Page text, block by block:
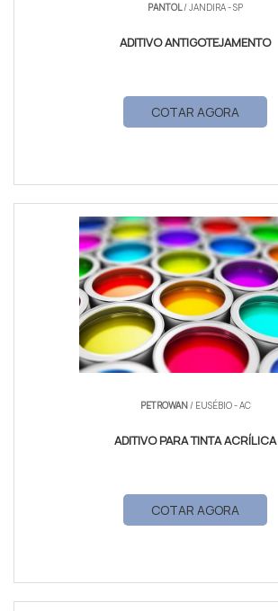
PANTOL/ JANDIRA - SP
ADITIVO ANTIGOTEJAMENTO
COTAR AGORA
PETROWAN/ EUSÉBIO - AC
ADITIVO PARA TINTA ACRÍLICA
COTAR AGORA